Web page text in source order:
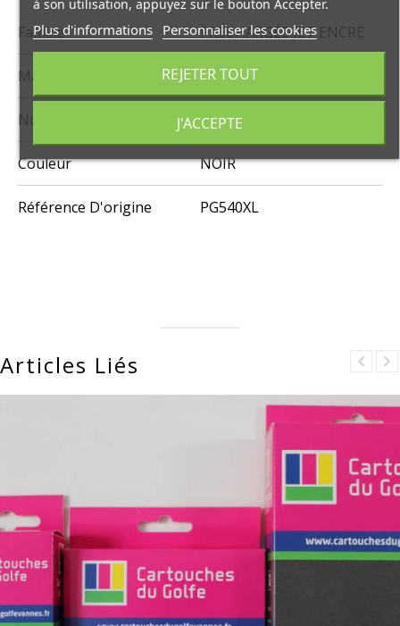
Famille PRÉCHARGÉE JET ENCRE
Marque CARTOUCHES DU GOLFE
Nombre de pages 20 ML
Couleur NOIR
Référence D'origine PG540XL
Articles Liés
à son utilisation, appuyez sur le bouton Accepter.
Plus d'informations Personnaliser les cookies
REJETER TOUT
J'ACCEPTE